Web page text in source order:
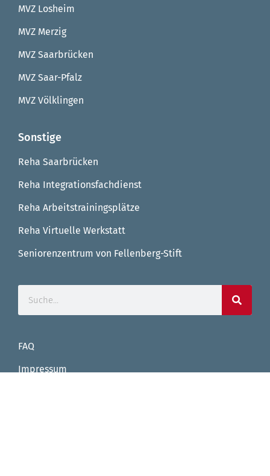
MVZ Losheim
MVZ Merzig
MVZ Saarbrücken
MVZ Saar-Pfalz
MVZ Völklingen
Sonstige
Reha Saarbrücken
Reha Integrationsfachdienst
Reha Arbeitstrainingsplätze
Reha Virtuelle Werkstatt
Seniorenzentrum von Fellenberg-Stift
FAQ
Impressum